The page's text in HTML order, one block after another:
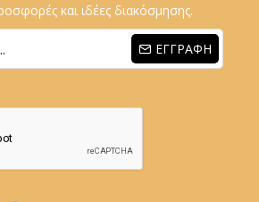
και ιδέες διακόσμησης.
ΕΓΓΡΑΦΉ